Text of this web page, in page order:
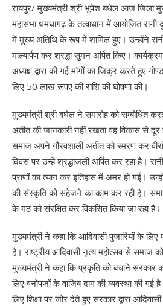
रायपुर/ मुख्यमंत्री श्री भूपेश बधेल आज जिला
महासभा धमधागढ़ के तत्वाधान में आयोजित रानी
में मुख्य अतिथि के रूप में शामिल हुए। उन्होंने
माल्यार्पण कर श्रद्धा सुमन अर्पित किए।
अध्यक्ष द्वारा की गई मांगों का जिक्र करते हुए
लिए 50 लाख रूपए की राशि की घोषणा की।
मुख्यमंत्री श्री बघेल ने समारोह को सम्बोधित
अतीत की जानकारी नहीं रखता वह विकास से
समाज अपने गौरवशाली अतीत को स्मरण कर
दिवस पर उन्हें श्रद्धांजली अर्पित कर रहा है।
प्राणों का त्याग कर इतिहास में अमर हो गई।
की संस्कृति को सहेजने का काम कर रही है।
के मठ को संरक्षित कर विकसित किया जा रहा है।
मुख्यमंत्री ने कहा कि आदिवासी पुजारियों के लिए
है। राष्ट्रीय आदिवासी नृत्य महोत्सव से समाज
मुख्यमंत्री ने कहा कि प्रकृति को बचाने सरकार
लिए वनोपजों के वाजिब दाम की व्यवस्था की
लिए शिक्षा पर जोर देते हुए सरकार द्वारा